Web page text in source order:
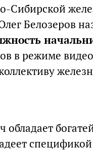
Сибирской
Белозеров
в режиме
обладает